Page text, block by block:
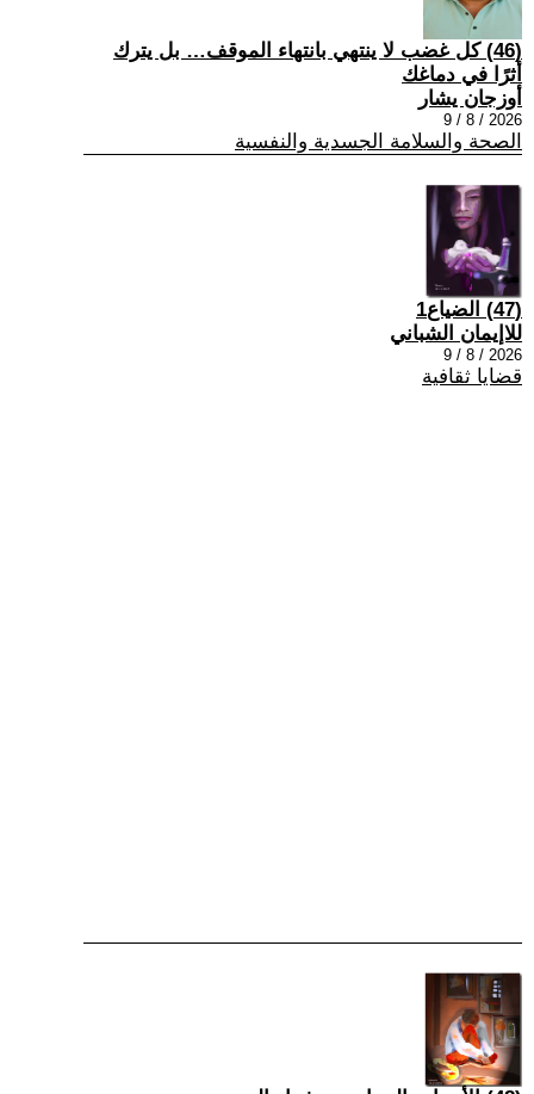
(46) كل غضب لا ينتهي بانتهاء الموقف… بل يترك
أثرًا في دماغك
أوزجان يشار
2026 / 8 / 9
الصحة والسلامة الجسدية والنفسية
(47) الضياع1
للاإيمان الشباني
2026 / 8 / 9
قضايا ثقافية